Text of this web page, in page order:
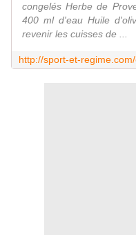
congelés Herbe de
400 ml d'eau Huile
revenir les cuisses de ...